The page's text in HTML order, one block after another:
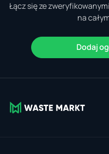
Łącz się ze
na
Dodaj